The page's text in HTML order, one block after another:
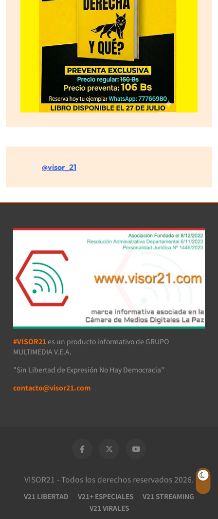
@visor_21
#VISOR21 es un producto informativo de GRUPO
MULTIMEDIA V.E.A.
"Sin Libertad de Expresión No Hay Democracia"
contacto@visor21.com
VISOR21 - Todos los derechos reservados 2026.
V21 LIBERTAD V21+ ESPECIALES
V21 STREAMING
V21 VIRALES